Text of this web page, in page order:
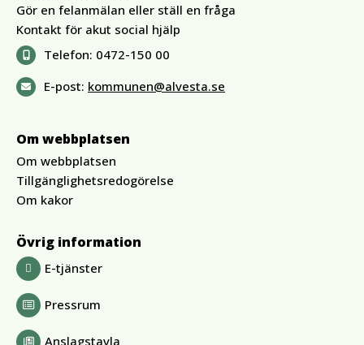
Gör en felanmälan eller ställ en fråga
Kontakt för akut social hjälp
Telefon: 0472-150 00
E-post: kommunen@alvesta.se
Om webbplatsen
Om webbplatsen
Tillgänglighetsredogörelse
Om kakor
Övrig information
E-tjänster
Pressrum
Anslagstavla